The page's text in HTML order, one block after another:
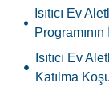
Isıtıcı Ev
Isıtıcı Ev
Katılma